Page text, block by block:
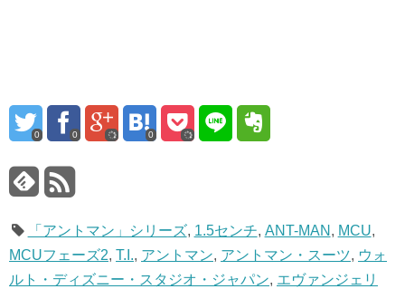
0 0 0
「アントマン」シリーズ, 1.5センチ, ANT-MAN , MCU,
MCUフェーズ2, T.I., アントマン, アントマン・スーツ, ウォ
ルト・ディズニー・スタジオ・ジャパン, エヴァンジェリ